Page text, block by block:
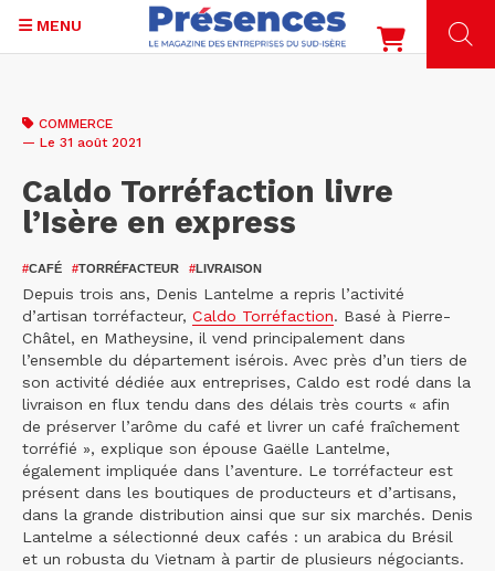
contenu
MENU
COMMERCE
— Le 31 août 2021
Caldo Torréfaction livre
l’Isère en express
#CAFÉ #TORRÉFACTEUR #LIVRAISON
Depuis trois ans, Denis Lantelme a repris l’activité
d’artisan torréfacteur, Caldo Torréfaction. Basé à Pierre-
Châtel, en Matheysine, il vend principalement dans
l’ensemble du département isérois. Avec près d’un tiers de
son activité dédiée aux entreprises, Caldo est rodé dans la
livraison en flux tendu dans des délais très courts « afin
de préserver l’arôme du café et livrer un café fraîchement
torréfié », explique son épouse Gaëlle Lantelme,
également impliquée dans l’aventure. Le torréfacteur est
présent dans les boutiques de producteurs et d’artisans,
dans la grande distribution ainsi que sur six marchés. Denis
Lantelme a sélectionné deux cafés : un arabica du Brésil
et un robusta du Vietnam à partir de plusieurs négociants.